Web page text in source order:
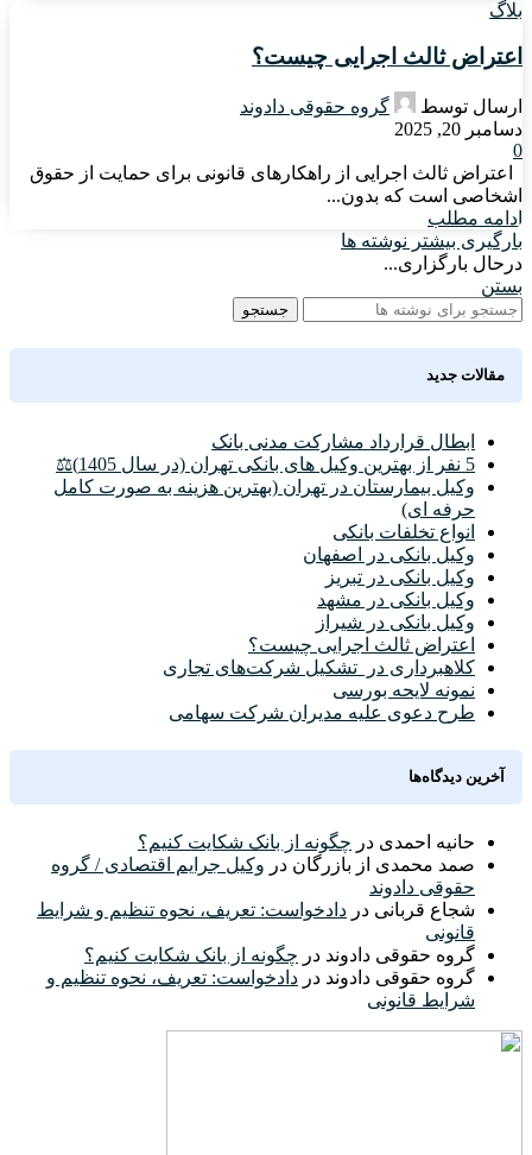
بلاگ
اعتراض ثالث اجرایی چیست؟
ارسال توسط
گروه حقوقی دادوند
دسامبر 20, 2025
0
اعتراض ثالث اجرایی از راهکارهای قانونی برای حمایت از حقوق
اشخاصی است که بدون...
ادامه مطلب
بارگیری بیشتر نوشته ها
درحال بارگزاری...
بستن
جستجو
مقالات جدید
ابطال قرارداد مشارکت مدنی بانک
5 نفر از بهترین وکیل های بانکی تهران (در سال 1405)⚖️
وکیل بیمارستان در تهران (بهترین هزینه به صورت کامل
حرفه ای)
انواع تخلفات بانکی
وکیل بانکی در اصفهان
وکیل بانکی در تبریز
وکیل بانکی در مشهد
وکیل بانکی در شیراز
اعتراض ثالث اجرایی چیست؟
کلاهبرداری در تشکیل شرکت‌های تجاری
نمونه لایحه بورسی
طرح دعوی علیه مدیران شرکت سهامی
آخرین دیدگاه‌ها
حانیه احمدی در چگونه از بانک شکایت کنیم؟
صمد محمدی از بازرگان در وکیل جرایم اقتصادی / گروه
حقوقی دادوند
شجاع قربانی در دادخواست: تعریف، نحوه تنظیم و شرایط
قانونی
گروه حقوقی دادوند در چگونه از بانک شکایت کنیم؟
گروه حقوقی دادوند در دادخواست: تعریف، نحوه تنظیم و
شرایط قانونی